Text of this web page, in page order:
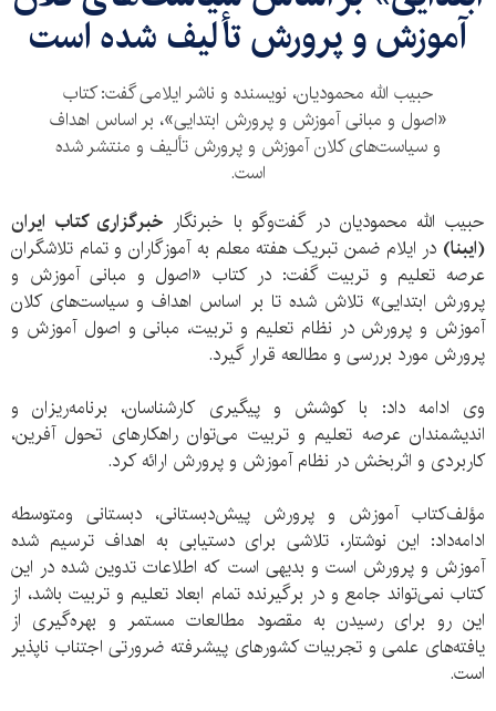
آموزش و پرورش تألیف شده است
حبیب الله محمودیان، نویسنده و ناشر ایلامی گفت: کتاب
«اصول و مبانی آموزش و پرورش ابتدایی»، بر اساس اهداف
و سیاست‌های کلان آموزش و پرورش تألیف و منتشر شده
است.
حبیب الله محمودیان در گفت‌وگو با خبرنگار خبرگزاری کتاب ایران
(ایبنا) در ایلام ضمن تبریک هفته معلم به آموزگاران و تمام تلاشگران
عرصه تعلیم و تربیت گفت: در کتاب «اصول و مبانی آموزش و
پرورش ابتدایی» تلاش شده تا بر اساس اهداف و سیاست‌های کلان
آموزش و پرورش در نظام تعلیم و تربیت، مبانی و اصول آموزش و
پرورش مورد بررسی و مطالعه قرار گیرد.
وی ادامه داد: با کوشش و پیگیری کارشناسان، برنامه‌ریزان و
اندیشمندان عرصه تعلیم و تربیت می‌توان راهکارهای تحول آفرین،
کاربردی و اثربخش در نظام آموزش و پرورش ارائه کرد.
مؤلف‌کتاب آموزش و پرورش پیش‌‌دبستانی، دبستانی ومتوسطه
ادامه‌داد: اين نوشتار، تلاشی برای دستيابی به اهداف ترسیم شده
آموزش و پرورش است و بديهی است كه اطلاعات تدوین شده در اين
کتاب نمی‌تواند جامع و در برگیرنده تمام ابعاد تعلیم و تربیت باشد، از
این رو برای رسیدن به مقصود مطالعات مستمر و بهره‌گیری از
یافته‌های علمی و تجربیات کشورهای پیشرفته ضرورتی اجتناب ناپذیر
است.